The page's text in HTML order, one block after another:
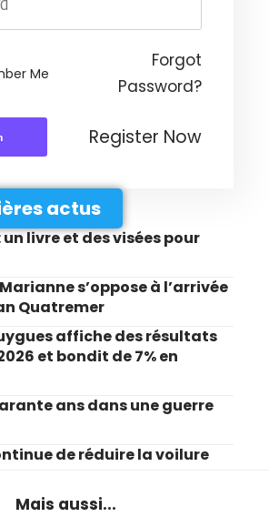
Me
Forgot
Password?
Register Now
actus
livre et des visées pour
s’oppose à l’arrivée
Quatremer
affiche des résultats
et bondit de 7% en
ans dans une guerre
de réduire la voilure
Mais aussi...